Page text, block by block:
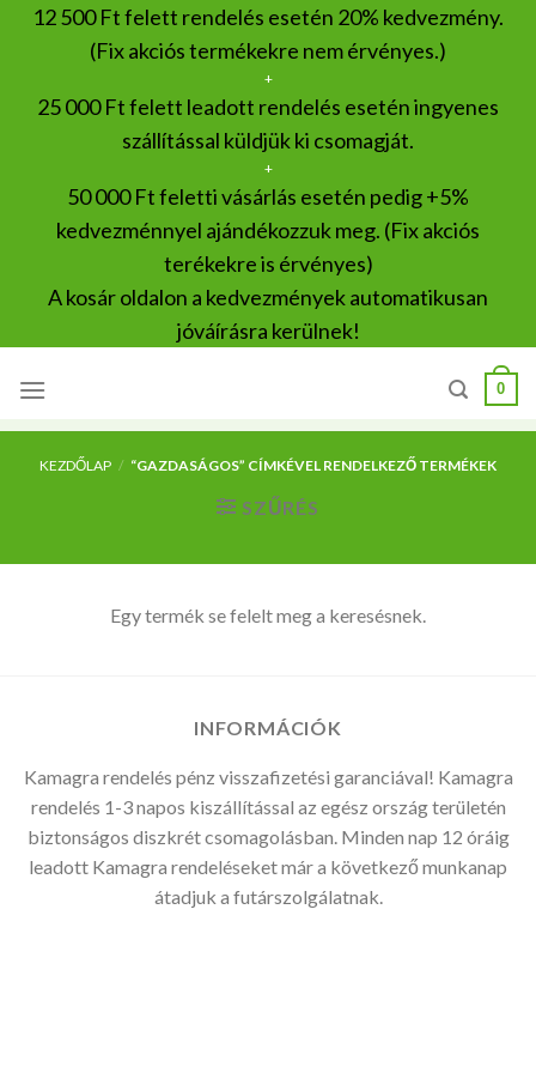
12 500 Ft felett rendelés esetén 20% kedvezmény.
(Fix akciós termékekre nem érvényes.)
+
25 000 Ft felett leadott rendelés esetén ingyenes
szállítással küldjük ki csomagját.
+
50 000 Ft feletti vásárlás esetén pedig +5%
kedvezménnyel ajándékozzuk meg. (Fix akciós
terékekre is érvényes)
A kosár oldalon a kedvezmények automatikusan
jóváírásra kerülnek!
0
KEZDŐLAP / “GAZDASÁGOS” CÍMKÉVEL RENDELKEZŐ TERMÉKEK
SZŰRÉS
Egy termék se felelt meg a keresésnek.
INFORMÁCIÓK
Kamagra rendelés pénz visszafizetési garanciával! Kamagra
rendelés 1-3 napos kiszállítással az egész ország területén
biztonságos diszkrét csomagolásban. Minden nap 12 óráig
leadott Kamagra rendeléseket már a következő munkanap
átadjuk a futárszolgálatnak.